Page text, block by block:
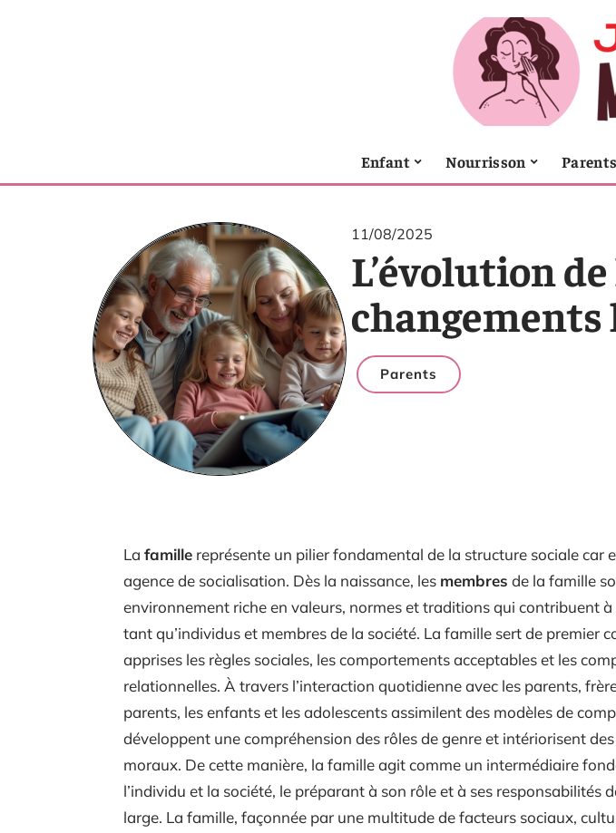
Enfant Nourrisson Parents
11/08/2025
L’évolution
Parents
La famille représente un pilier fondamental de la structure sociale car
agence de socialisation. Dès la naissance, les membres de la famille
environnement riche en valeurs, normes et traditions qui contribuent
tant qu’individus et membres de la société. La famille sert de premier
apprises les règles sociales, les comportements acceptables et les
relationnelles. À travers l’interaction quotidienne avec les parents,
parents, les enfants et les adolescents assimilent des modèles de
développent une compréhension des rôles de genre et intériorisent
moraux. De cette manière, la famille agit comme un intermédiaire
l’individu et la société, le préparant à son rôle et à ses responsabilités
large. La famille, façonnée par une multitude de facteurs sociaux,